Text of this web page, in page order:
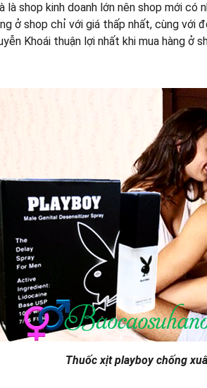
là shop kinh doanh lớn nên shop mới có
ở shop chỉ với giá thấp nhất, cùng với
Khoái thuận lợi nhất khi mua hàng ở
Thuốc xịt playboy chống